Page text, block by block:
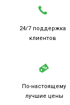
24/7 поддержка
клиентов
По-настоящему
лучшие цены